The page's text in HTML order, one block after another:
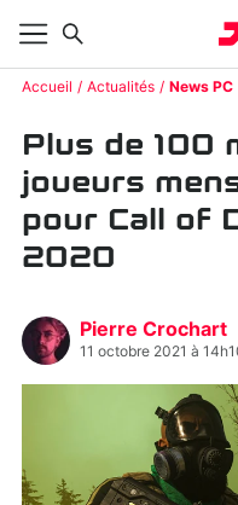
Accueil Actualités News PC
Plus de 100
joueurs
pour Call of
2020
Pierre Crochart
11 octobre 2021 à